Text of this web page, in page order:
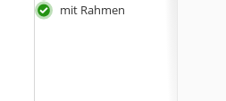
mit Rahmen